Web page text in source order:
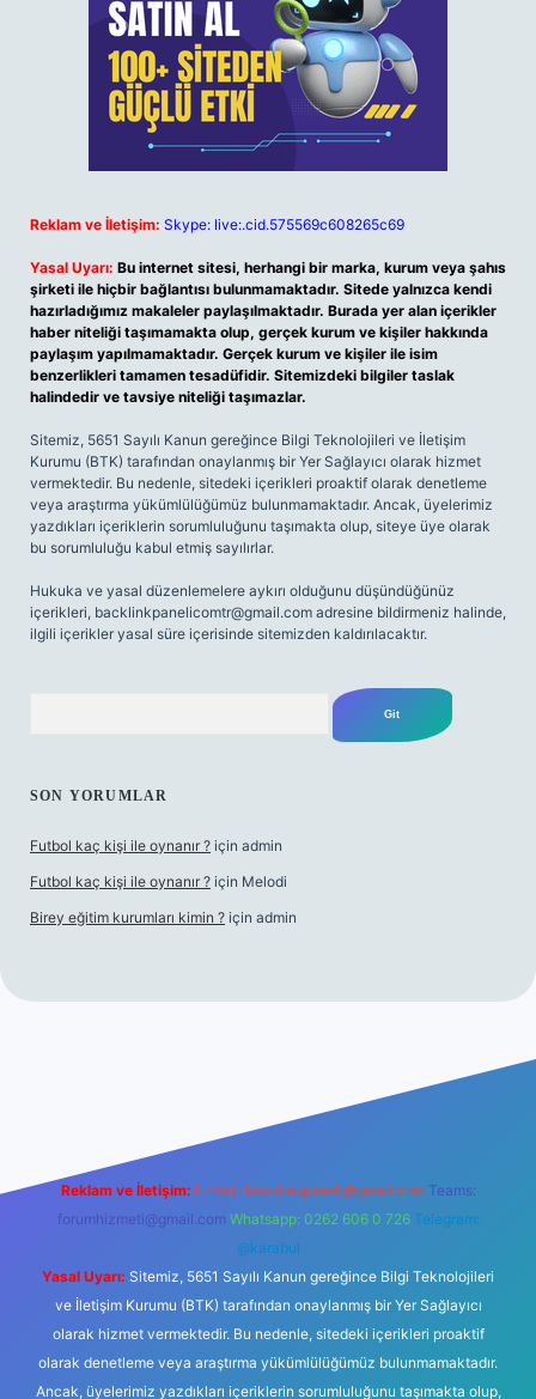
Reklam ve İletişim: Skype: live:.cid.575569c608265c69
Yasal Uyarı: Bu internet sitesi, herhangi bir marka, kurum veya şahıs
şirketi ile hiçbir bağlantısı bulunmamaktadır. Sitede yalnızca kendi
hazırladığımız makaleler paylaşılmaktadır. Burada yer alan içerikler
haber niteliği taşımamakta olup, gerçek kurum ve kişiler hakkında
paylaşım yapılmamaktadır. Gerçek kurum ve kişiler ile isim
benzerlikleri tamamen tesadüfidir. Sitemizdeki bilgiler taslak
halindedir ve tavsiye niteliği taşımazlar.
Sitemiz, 5651 Sayılı Kanun gereğince Bilgi Teknolojileri ve İletişim
Kurumu (BTK) tarafından onaylanmış bir Yer Sağlayıcı olarak hizmet
vermektedir. Bu nedenle, sitedeki içerikleri proaktif olarak denetleme
veya araştırma yükümlülüğümüz bulunmamaktadır. Ancak, üyelerimiz
yazdıkları içeriklerin sorumluluğunu taşımakta olup, siteye üye olarak
bu sorumluluğu kabul etmiş sayılırlar.
Hukuka ve yasal düzenlemelere aykırı olduğunu düşündüğünüz
içerikleri, backlinkpanelicomtr@gmail.com adresine bildirmeniz halinde,
ilgili içerikler yasal süre içerisinde sitemizden kaldırılacaktır.
SON YORUMLAR
Futbol kaç kişi ile oynanır ? için admin
Futbol kaç kişi ile oynanır ? için Melodi
Birey eğitim kurumları kimin ? için admin
Reklam ve İletişim: E-mail: backlinkpaneli@gmail.com Teams:
forumhizmeti@gmail.com Whatsapp: 0262 606 0 726 Telegram:
@karabul
Yasal Uyarı: Sitemiz, 5651 Sayılı Kanun gereğince Bilgi Teknolojileri
ve İletişim Kurumu (BTK) tarafından onaylanmış bir Yer Sağlayıcı
olarak hizmet vermektedir. Bu nedenle, sitedeki içerikleri proaktif
olarak denetleme veya araştırma yükümlülüğümüz bulunmamaktadır.
Ancak, üyelerimiz yazdıkları içeriklerin sorumluluğunu taşımakta olup,